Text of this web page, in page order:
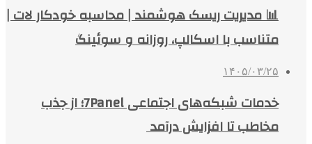
📊 مدیریت ریسک هوشمند | محاسبه خودکار لات |
متناسب با اسکالپ، روزانه و سوئینگ
۱۴۰۵/۰۳/۲۵
خدمات شبکه‌های اجتماعی 7Panel؛ از جذب
مخاطب تا افزایش درآمد